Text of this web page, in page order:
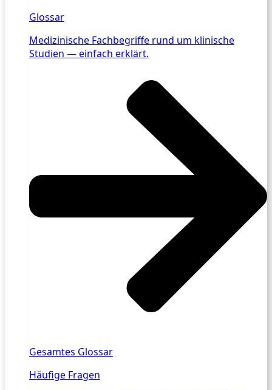
Glossar
Medizinische Fachbegriffe rund um klinische
Studien — einfach erklärt.
Gesamtes Glossar
Häufige Fragen